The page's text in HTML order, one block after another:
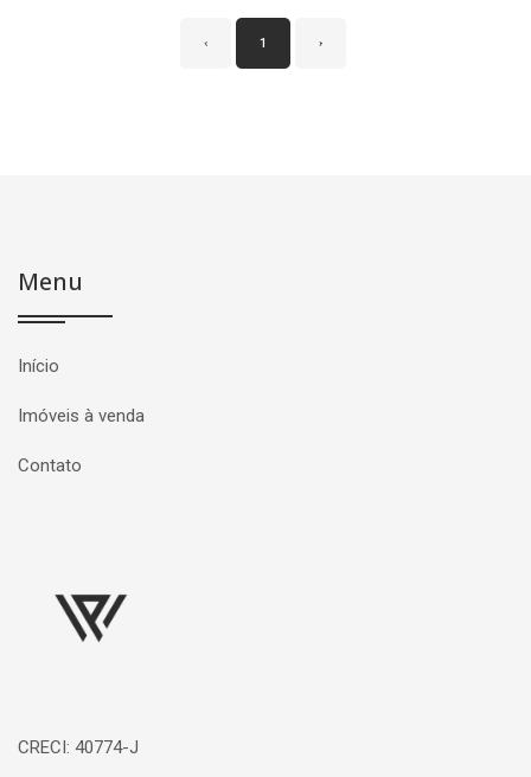
‹ 1 ›
Menu
Início
Imóveis à venda
Contato
CRECI: 40774-J